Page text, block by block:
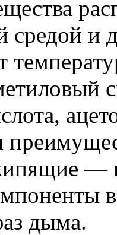
средой и
—
дыма.